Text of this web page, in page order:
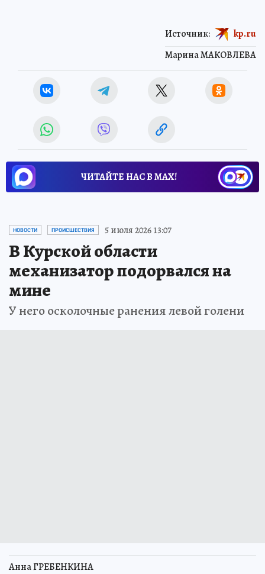
Марина МАКОВЛЕВА
Источник: kp.ru
ЧИТАЙТЕ НАС В МАХ!
НОВОСТИ ПРОИСШЕСТВИЯ 5 июля 2026 13:07
В Курской области
механизатор подорвался на
мине
У него осколочные ранения левой голени
Анна ГРЕБЕНКИНА